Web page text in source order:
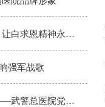
从党的历史中汲取智慧，让白求恩精神永放光芒
强军战歌
精心浇灌带来硕果盈枝——武警总医院党委加强高层次科技人才培养纪实